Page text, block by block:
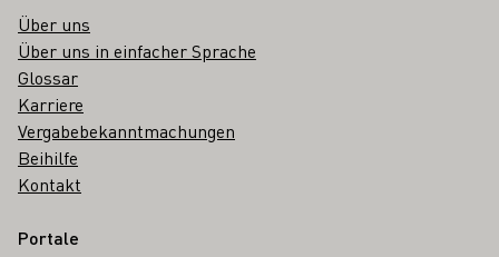
Über uns
Über uns in einfacher Sprache
Glossar
Karriere
Vergabebekanntmachungen
Beihilfe
Kontakt
Portale